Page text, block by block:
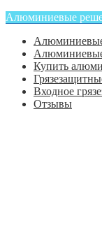
Алюминиевые
Алюминиевые
Купить
Входное
Отзывы